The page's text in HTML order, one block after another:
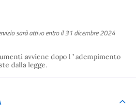
sarà attivo entro il 31 dicembre 2024
avviene dopo l ’ adempimento
dalla legge.